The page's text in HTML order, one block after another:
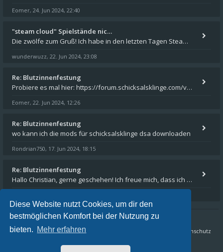
Diese Website nutzt Cookies, um dir den
bestmöglichen Komfort bei der Nutzung zu
bieten. Mehr erfahren
Eomer, 24. Jun 2024, 22:40
"steam cloud" Spielstände nic…
Die zwölfe zum Gruß! Ich habe in den letzten Tagen Steam auf meinem Desktop PC mit Windows 11 installiert und über Steam
wunderwuzz, 22. Jun 2024, 23:08
Re: Blutzinnenfestung
Probiere es mal hier: https://forum.schicksalsklinge.com/viewtopic.php?f=239&t=15661
Eomer, 22. Jun 2024, 12:26
Re: Blutzinnenfestung
wo kann ich die mods für schicksalsklinge dsa downloaden
Rondrian750, 17. Jun 2024, 18:15
Re: Blutzinnenfestung
Hallo Christian, gerne geschehen! Ich freue mich, dass ich Dir weiterhelfen konnte - und das Forum weiter "lebt". Denn
Sternenschweif.com Nordlandtrilogie Forum Datenschutz
Alle Zeiten sindUTC+02:00